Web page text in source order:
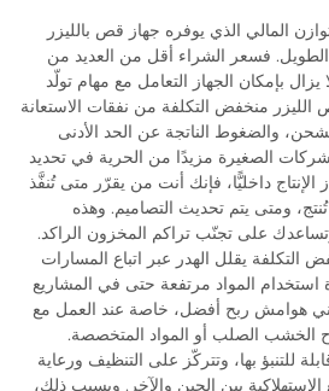
المالي الذي يوفره جهاز قص بالليزر
فسعر الشراء أقل من العديد من
يزال بإمكان الجهاز التعامل مع مهام تولّد
الليزر منخفض التكلفة من نفقات الاستعانة
والضغوط الناتجة عن الحد الأدنى
الصغيرة مزيدًا من الحرية في تحديد
الإنتاج داخليًّا، فإنك أنت من يقرّر متى تُنفَّذ
ومتى يتم تحديث التصاميم. وهذه
وتساعدك على تجنّب تراكم المخزون الراكد.
التكلفة يقلل الهدر عبر اتباع المسارات
استخدام المواد مرتفعة حتى في المشاريع
هوامش ربح أفضل، خاصة عند العمل مع
الخشب الصلب أو المواد المتخصصة.
للتنبؤ بها، وتتركّز على التنظيف ورعاية
الاستهلاكية بين الحين والآخر. وبسبب ذلك،